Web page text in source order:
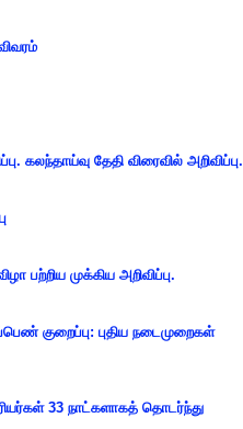
கலந்தாய்வு தேதி விரைவில் அறிவிப்பு.
பற்றிய முக்கிய அறிவிப்பு.
குறைப்பு: புதிய நடைமுறைகள்
33 நாட்களாகத் தொடர்ந்து